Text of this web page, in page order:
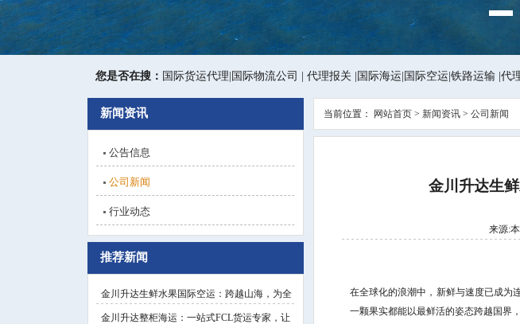
1
您是否在搜： 国际货运代理 国际物流公司 代理报关| 国际海运 国际空运 铁路运输| 代
新闻资讯
公告信息
公司新闻
行业动态
推荐新闻
金川升达生鲜水果国际空运：跨越山海，为全
金川升达整柜海运：一站式FCL货运专家，让
当前位置： 网站首页> 新闻资讯> 公司新闻
金川升达生
来源:
在全球化的浪潮中，新鲜与速度已成为
一颗果实都能以最鲜活的姿态跨越国界